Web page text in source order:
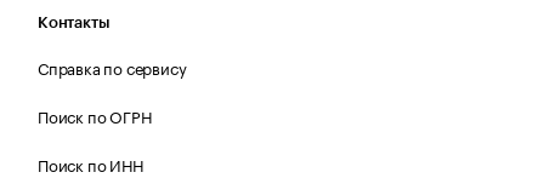
Контакты
Справка по сервису
Поиск по ОГРН
Поиск по ИНН